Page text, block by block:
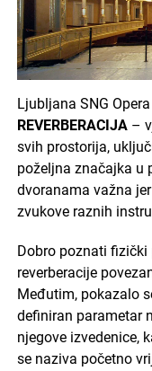
Ljubljana SNG
REVERBERACIJA–
svih prostorija,
poželjna značajka u
dvoranama važna
zvukove raznih
Dobro poznati fizički
reverberacije
Međutim, pokazalo
definiran parametar
njegove izvedenice,
se naziva početno